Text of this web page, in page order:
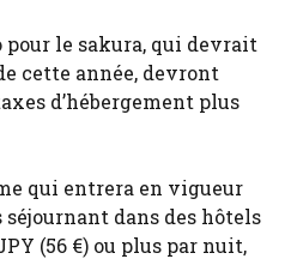
le sakura, qui devrait
cette année, devront
d’hébergement plus
qui entrera en vigueur
dans des hôtels
(56 €) ou plus par nuit,